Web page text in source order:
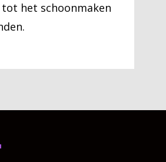
het schoonmaken